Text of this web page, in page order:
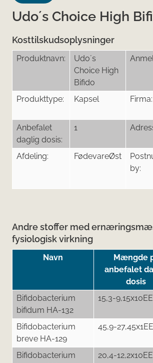
Udo´s Choice High
Kosttilskudsoplysninger
Produktnavn:
Udo´s
Choice High
Bifido
Produkttype: Kapsel Firma:
Anbefalet
daglig dosis:
1
Afdeling:
FødevareØst
by:
Andre stoffer med
fysiologisk virkning
Navn
Mængde
anbefalet
dosis
Bifidobacterium
bifidum HA-132
15,3-
Bifidobacterium
breve HA-129
45,9-
Bifidobacterium
20,4-